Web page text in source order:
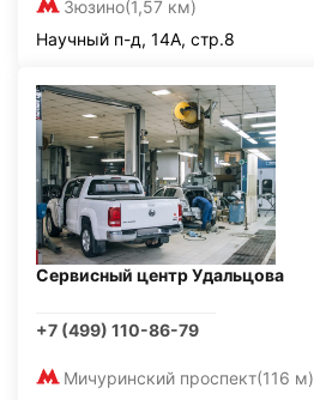
Зюзино(1,57 км)
Научный п-д, 14А, стр.8
Сервисный центр Удальцова
+7 (499) 110-86-79
Мичуринский проспект(116 м)